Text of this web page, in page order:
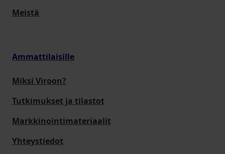
Meistä
Ammattilaisille
Miksi Viroon?
Tutkimukset ja tilastot
Markkinointimateriaalit
Yhteystiedot